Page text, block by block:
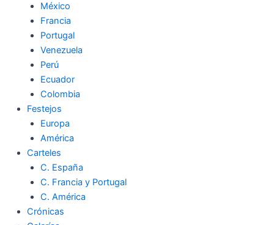
México
Francia
Portugal
Venezuela
Perú
Ecuador
Colombia
Festejos
Europa
América
Carteles
C. España
C. Francia y Portugal
C. América
Crónicas